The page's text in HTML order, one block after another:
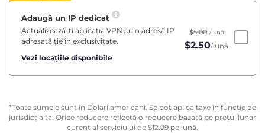
Adaugă un IP dedicat
Actualizează-ți aplicația VPN cu o adresă IP
adresată ție în exclusivitate.
Vezi locațiile disponibile
$5.00 /lună
$2.50/lună
*Toate sumele sunt în Dolari americani. Se pot aplica taxe în funcție de
jurisdicția ta. Orice reducere reflectă o reducere bazată pe prețul lunar
curent al serviciului de $12.99 pe lună.